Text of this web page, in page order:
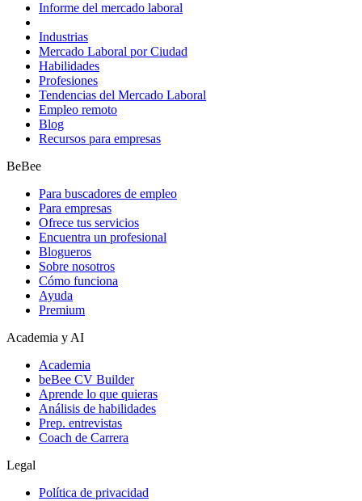
Informe del mercado laboral
Industrias
Mercado Laboral por Ciudad
Habilidades
Profesiones
Tendencias del Mercado Laboral
Empleo remoto
Blog
Recursos para empresas
BeBee
Para buscadores de empleo
Para empresas
Ofrece tus servicios
Encuentra un profesional
Blogueros
Sobre nosotros
Cómo funciona
Ayuda
Premium
Academia y AI
Academia
beBee CV Builder
Aprende lo que quieras
Análisis de habilidades
Prep. entrevistas
Coach de Carrera
Legal
Política de privacidad